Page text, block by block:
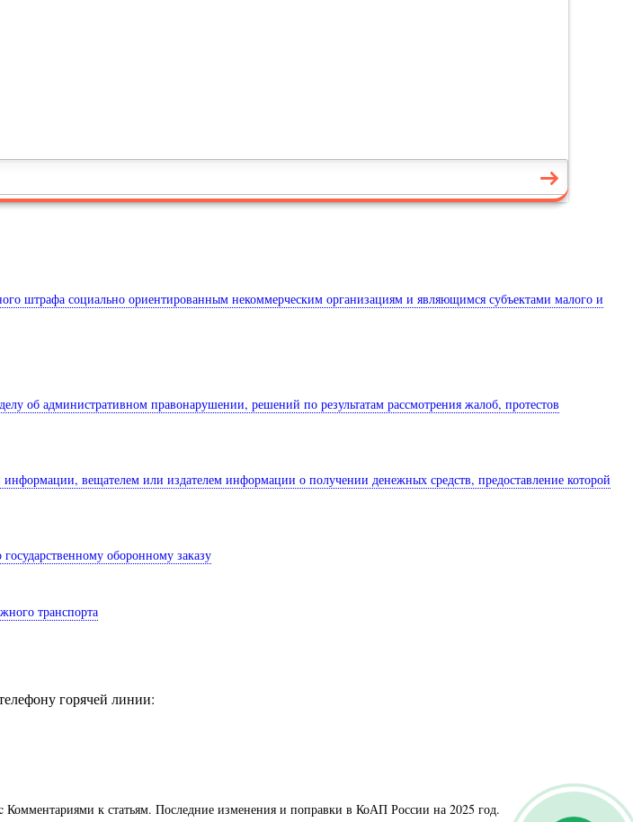
штрафа социально ориентированным некоммерческим организациям и являющимся субъектами малого и
об административном правонарушении, решений по результатам рассмотрения жалоб, протестов
вещателем или издателем информации о получении денежных средств, предоставление которой
оборонному заказу
транспорта
горячей линии:
к статьям. Последние изменения и поправки в КоАП России на 2025 год.